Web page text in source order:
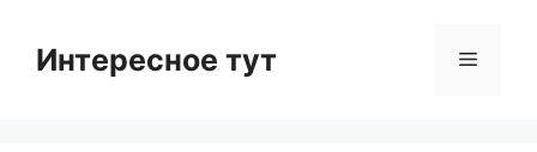
contentИнтересное тут Menu